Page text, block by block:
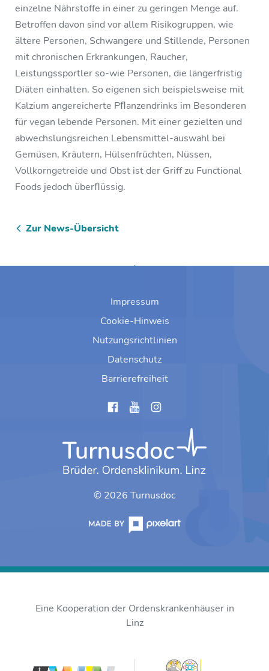
einzelne Nährstoffe in einer zu geringen Menge auf.
Betroffen davon sind vor allem Risikogruppen, wie
ältere Personen, Schwangere und Stillende, Personen
mit chronischen Erkrankungen, Raucher,
Leistungssportler so-wie Personen, die längerfristig
Diäten einhalten. So eigenen sich beispielsweise mit
Kalzium angereicherte Pﬂanzendrinks im Besonderen
für vegan lebende Personen. Mit einer gezielten und
abwechslungsreichen Lebensmittel-auswahl bei
Gemüsen, Kräutern, Hülsenfrüchten, Nüssen,
Vollkorngetreide und Obst ist der Griff zu Functional
Foods jedoch überﬂüssig.
Zur News-Übersicht
Impressum
Cookie-Hinweis
Nutzungsrichtlinien
Datenschutz
Barrierefreiheit
instagram
© 2026 Turnusdoc
Eine Kooperation der Ordenskrankenhäuser in
Linz